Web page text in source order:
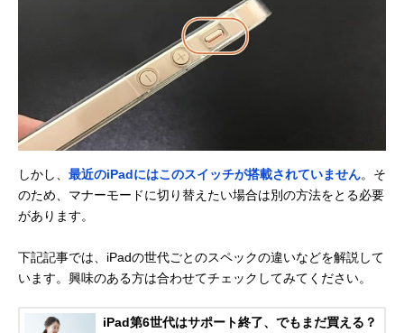
しかし、 最近のiPadにはこのスイッチが搭載されていません。そ
のため、マナーモードに切り替えたい場合は別の方法をとる必要
があります。
下記記事では、iPadの世代ごとのスペックの違いなどを解説して
います。興味のある方は合わせてチェックしてみてください。
iPad第6世代はサポート終了、でもまだ買える？